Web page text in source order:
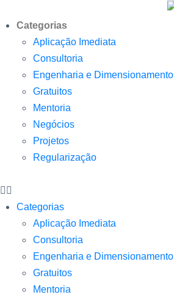
Categorias
Aplicação Imediata
Consultoria
Engenharia e Dimensionamento
Gratuitos
Mentoria
Negócios
Projetos
Regularização
Categorias
Aplicação Imediata
Consultoria
Engenharia e Dimensionamento
Gratuitos
Mentoria